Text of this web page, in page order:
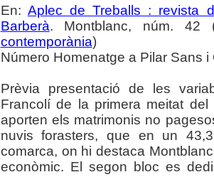
En: Aplec de Treballs : revista
Barberà. Montblanc, núm.
contemporània)
Número Homenatge a Pilar Sans
Prèvia presentació de les
Francolí de la primera meitat
aporten els matrimonis no
nuvis forasters, que en un
comarca, on hi destaca
econòmic. El segon bloc es